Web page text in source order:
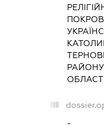
РАЙОНУ
-